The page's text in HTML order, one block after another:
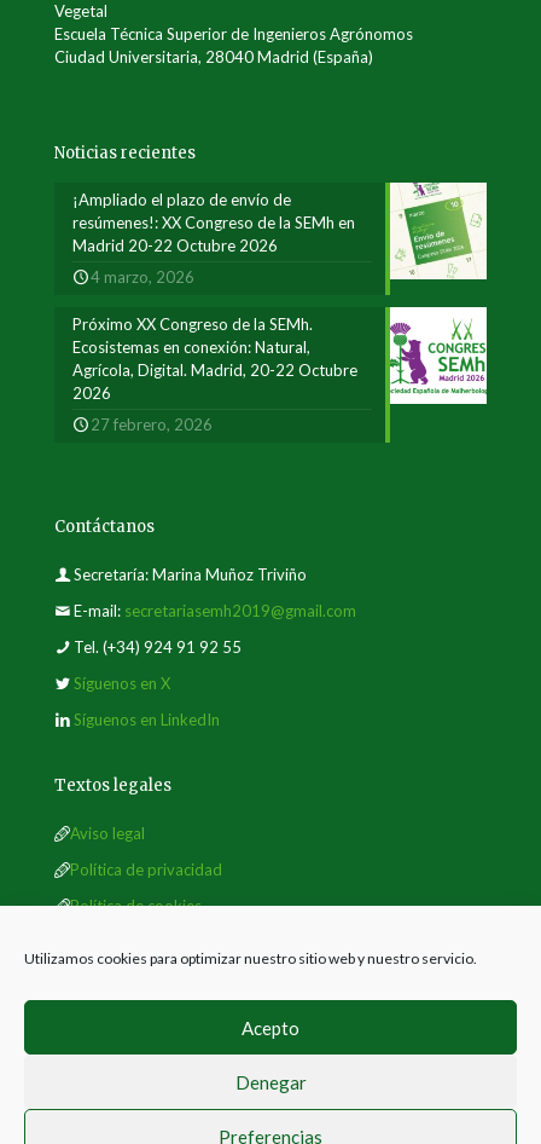
Utilizamos cookies para optimizar nuestro sitio web y nuestro servicio.
Acepto
Denegar
Preferencias
Vegetal
Escuela Técnica Superior de Ingenieros Agrónomos
Ciudad Universitaria, 28040 Madrid (España)
Noticias recientes
¡Ampliado el plazo de envío de
resúmenes!: XX Congreso de la SEMh en
Madrid 20-22 Octubre 2026
4 marzo, 2026
Próximo XX Congreso de la SEMh.
Ecosistemas en conexión: Natural,
Agrícola, Digital. Madrid, 20-22 Octubre
2026
27 febrero, 2026
Contáctanos
Secretaría: Marina Muñoz Triviño
E-mail: secretariasemh2019@gmail.com
Tel. (+34) 924 91 92 55
Síguenos en X
Síguenos en LinkedIn
Textos legales
Aviso legal
Política de privacidad
Política de cookies
© 2019 Sociedad Española de Malherbología